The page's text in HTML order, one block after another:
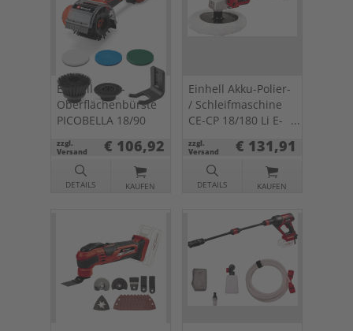
Einhell Akku-
Oberflächenbürste
PICOBELLA 18/90
zzgl.
Versand
€ 106,92
DETAILS KAUFEN
Einhell Akku-Polier-
/ Schleifmaschine
CE-CP 18/180 Li E-
zzgl.
Versand
€ 131,91
DETAILS KAUFEN